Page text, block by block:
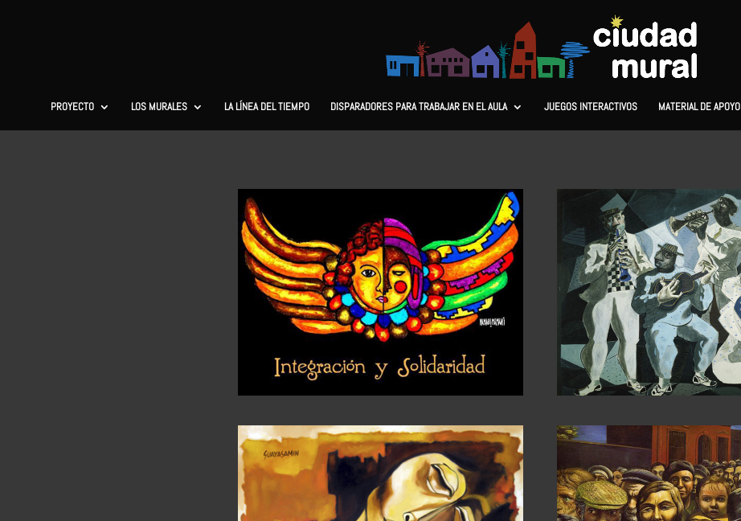
PROYECTO LOS MURALES LA LÍNEA DEL TIEMPO DISPARADORES PARA TRABAJAR EN EL AULA JUEGOS INTERACTIVOS MATERIAL DE APOYO